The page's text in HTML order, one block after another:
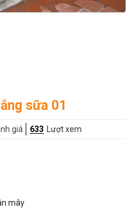
sữa 01
giá 633 Lượt xem
mây